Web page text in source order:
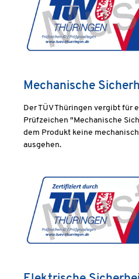
Mechanische
Der TÜV Thüringen vergibt für
Prüfzeichen "Mechanische
dem Produkt keine
ausgehen.